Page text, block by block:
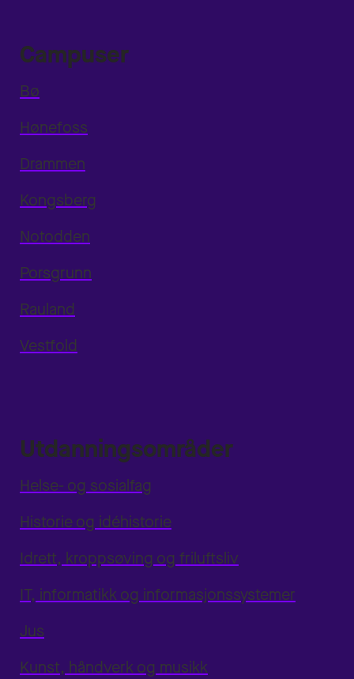
Campuser
Bø
Hønefoss
Drammen
Kongsberg
Notodden
Porsgrunn
Rauland
Vestfold
Utdanningsområder
Helse- og sosialfag
Historie og idéhistorie
Idrett, kroppsøving og friluftsliv
IT, informatikk og informasjonssystemer
Jus
Kunst, håndverk og musikk